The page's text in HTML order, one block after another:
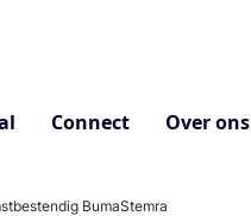
Connect Over ons
BumaStemra